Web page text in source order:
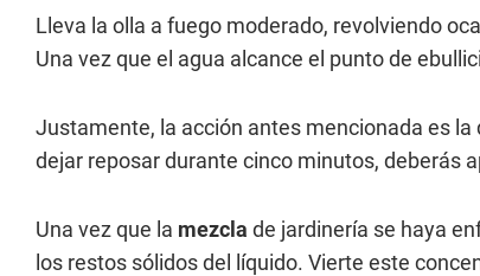
Lleva la olla a fuego moderado, revolviendo
Una vez que el agua alcance el punto de
Justamente, la acción antes mencionada es
dejar reposar durante cinco minutos, deberás
Una vez que la mezcla de jardinería se haya
los restos sólidos del líquido. Vierte este